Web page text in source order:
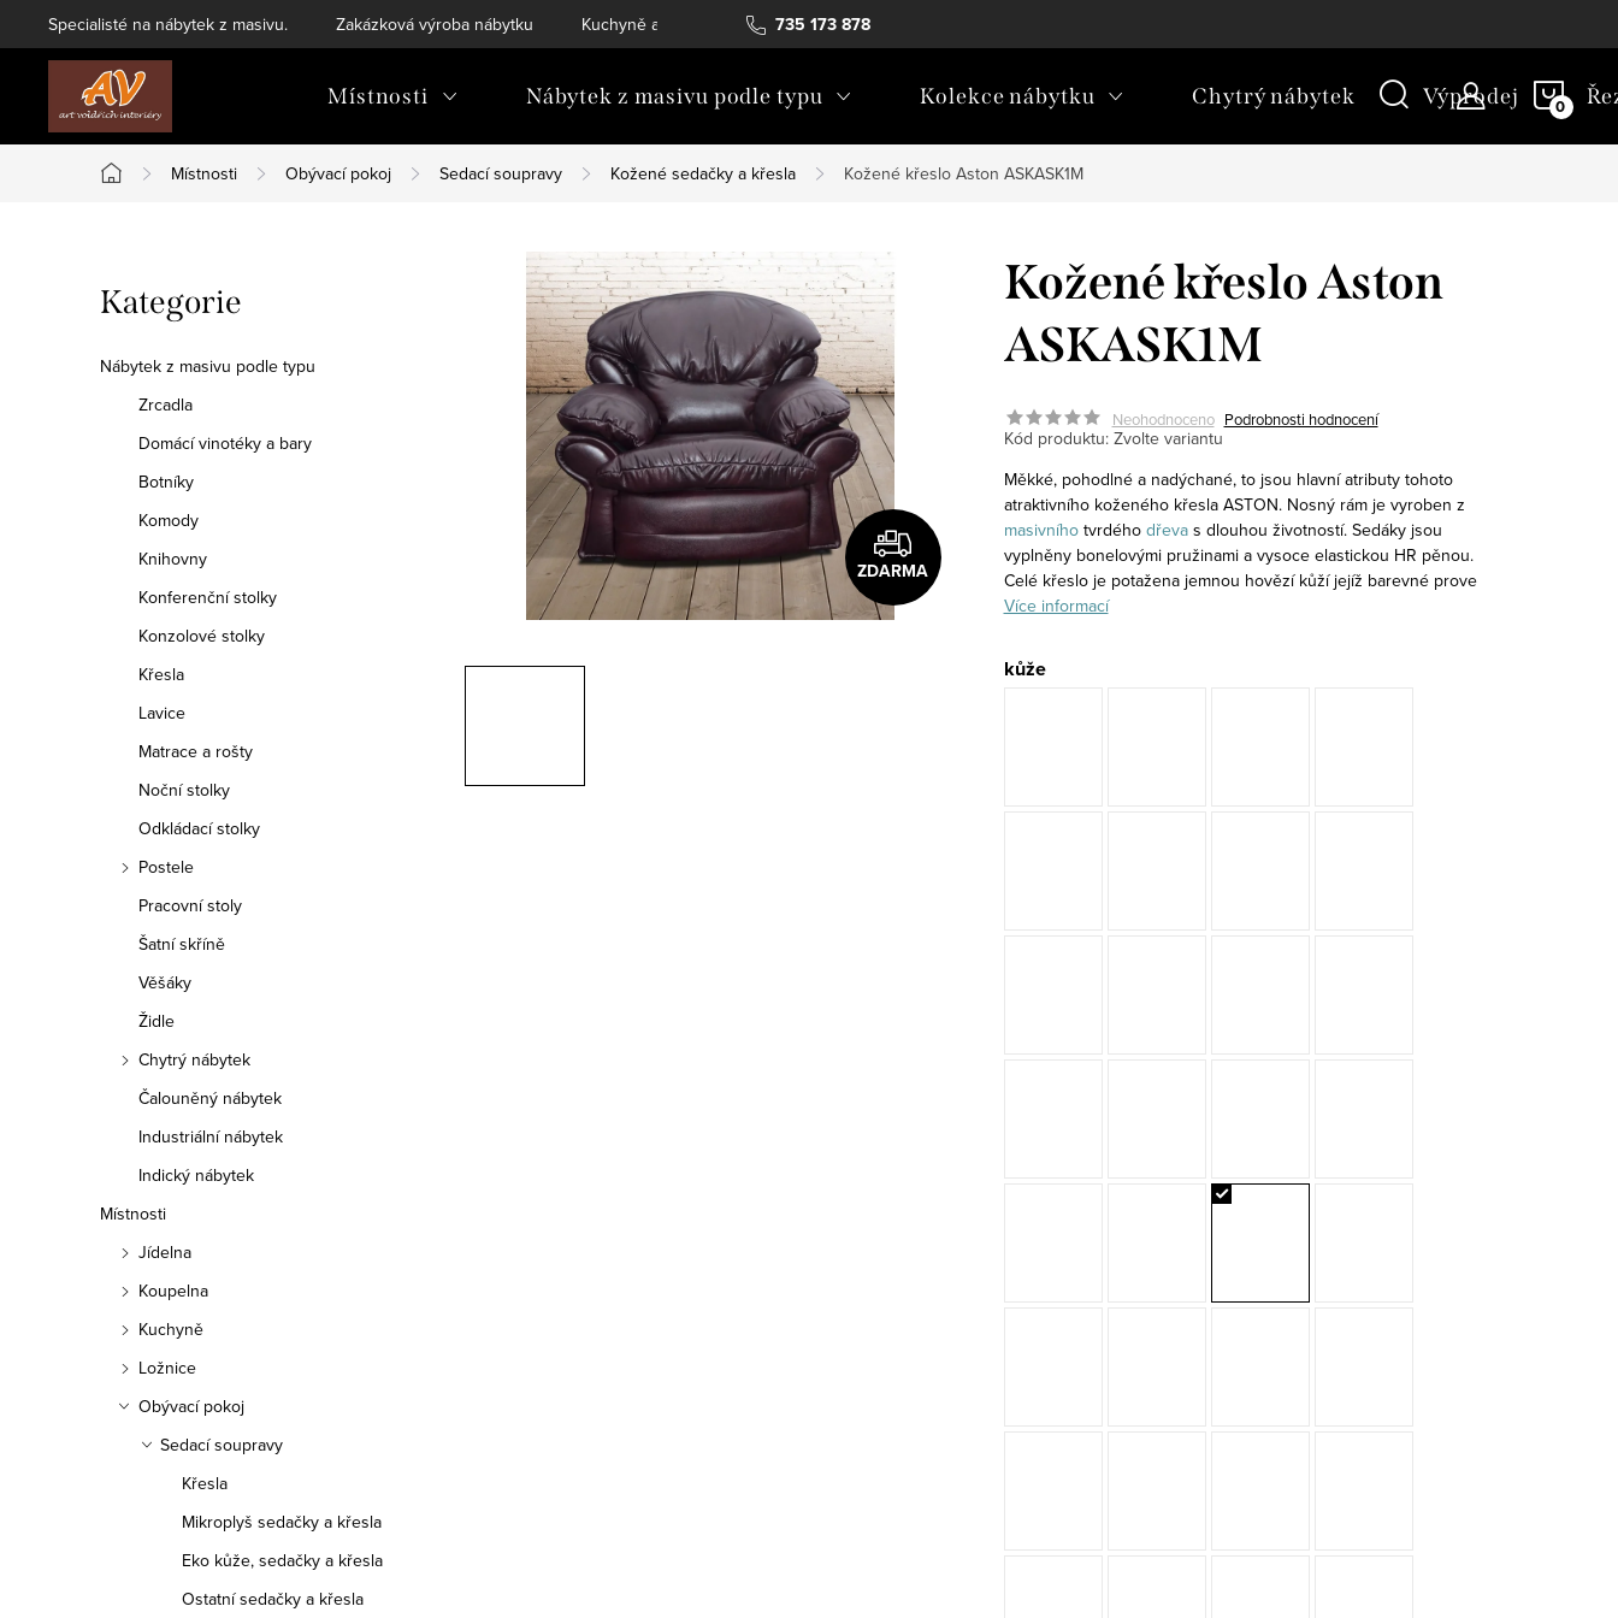
na
735 173 878
Specialisté na nábytek z masivu. Zakázková výroba nábytku Kuchyně a vestavný nábytek Katalogy ke stažení
Místnosti Nábytek z masivu podle typu Kolekce nábytku Chytrý nábytek Výprodej
Domů
Místnosti Obývací pokoj Sedací soupravy Kožené sedačky a křesla Kožené křeslo Aston ASKASK1M
o
s
Přeskočit
kategorie
Kategorie
Nábytek z masivu podle typu
Zrcadla
Domácí vinotéky a bary
Botníky
Komody
Knihovny
Konferenční stolky
Konzolové stolky
Křesla
Lavice
Matrace a rošty
Noční stolky
Odkládací stolky
Postele
Pracovní stoly
Šatní skříně
Věšáky
Židle
Chytrý nábytek
Čalouněný nábytek
Industriální nábytek
Indický nábytek
Místnosti
Jídelna
Koupelna
Kuchyně
Ložnice
Obývací pokoj
Sedací soupravy
Křesla
Mikroplyš sedačky a křesla
Eko kůže, sedačky a křesla
Ostatní sedačky a křesla
ZDARMA
Kožené křeslo Aston
ASKASK1M
Neohodnoceno Podrobnosti hodnocení
Kód produktu: Zvolte variantu
Měkké, pohodlné a nadýchané, to jsou hlavní atributy tohoto
atraktivního koženého křesla ASTON. Nosný rám je vyroben z
masivníhotvrdého dřevas dlouhou životností. Sedáky jsou
vyplněny bonelovými pružinami a vysoce elastickou HR pěnou.
Celé křeslo je potažena jemnou hovězí kůží jejíž barevné prove
Více informací
kůže